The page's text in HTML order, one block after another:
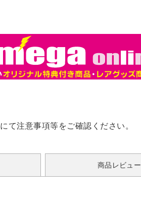
にて注意事項等をご確認ください。
商品レビュー